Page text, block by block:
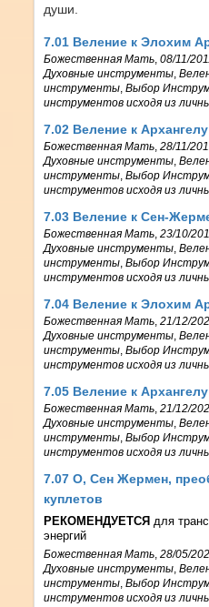
души.
7.01 Веление к Элохим
Божественная Мать,08/11/
Духовные инструменты,
инструменты,Выбор
инструментов исходя из
7.02 Веление к
Божественная Мать,28/11/
Духовные инструменты,
инструменты,Выбор
инструментов исходя из
7.03 Веление к Сен-
Божественная Мать,23/10/
Духовные инструменты,
инструменты,Выбор
инструментов исходя из
7.04 Веление к Элохим
Божественная Мать,21/12/
Духовные инструменты,
инструменты,Выбор
инструментов исходя из
7.05 Веление к
Божественная Мать,21/12/
Духовные инструменты,
инструменты,Выбор
инструментов исходя из
7.07 О, Сен Жермен,
куплетов
РЕКОМЕНДУЕТСЯ для
энергий
Божественная Мать,28/05/
Духовные инструменты,
инструменты,Выбор
инструментов исходя из